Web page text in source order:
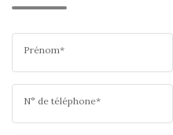
Prénom*
N° de téléphone*